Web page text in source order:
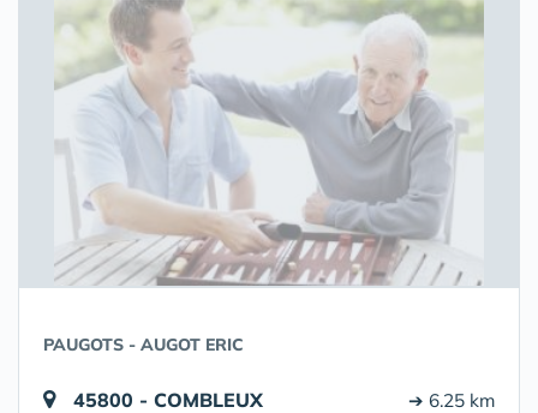
PAUGOTS - AUGOT ERIC
45800 - COMBLEUX ➔ 6.25 km